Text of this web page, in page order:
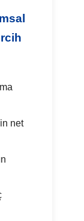
net